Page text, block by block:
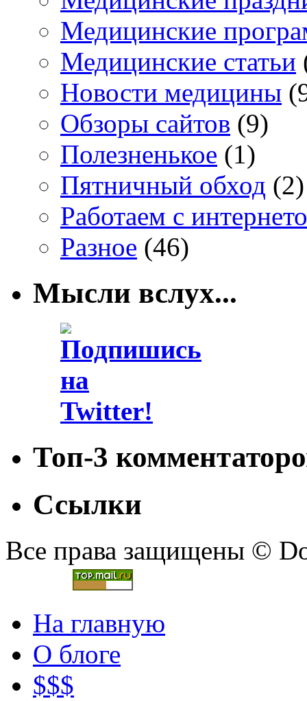
Медицинские
Медицинские статьи
Новости медицины
Обзоры сайтов (9)
Полезненькое (1)
Пятничный обход (2)
Работаем с
Разное (46)
Мысли вслух...
Топ-3
Ссылки
Все права защищены ©
На главную
О блоге
$$$